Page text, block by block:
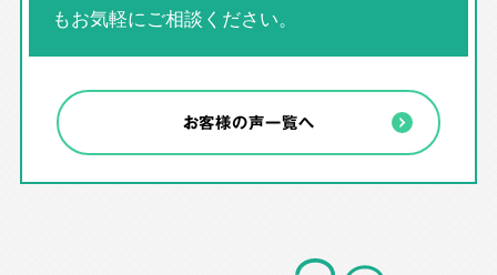
もお気軽にご相談ください。
お客様の声一覧へ